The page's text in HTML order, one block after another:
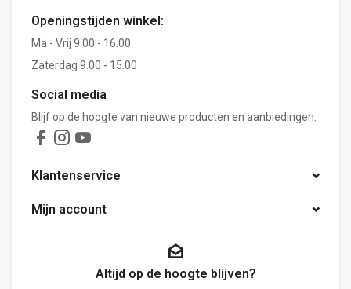
Openingstijden winkel:
Ma - Vrij 9.00 - 16.00
Zaterdag 9.00 - 15.00
Social media
Blijf op de hoogte van nieuwe producten en aanbiedingen.
Klantenservice
Mijn account
Altijd op de hoogte blijven?